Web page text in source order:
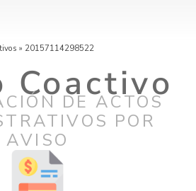
» 20157114298522
Coactivo
DE ACTOS
POR
AVISO